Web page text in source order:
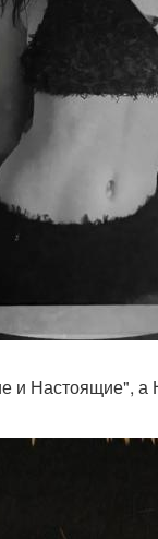
и Настоящие", а